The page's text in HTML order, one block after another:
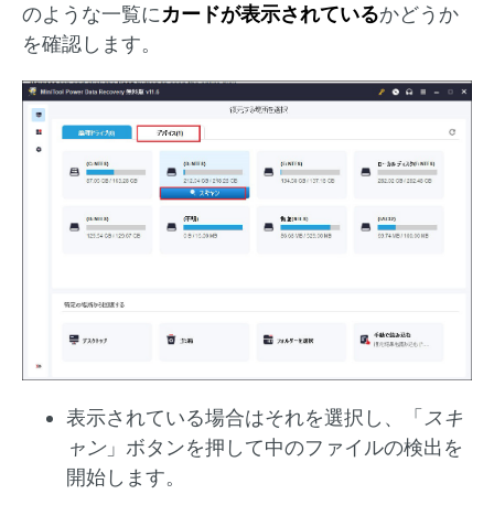
のような一覧にカードが表示されているかどうか
を確認します。
表示されている場合はそれを選択し、「 スキ
ャン」ボタンを押して中のファイルの検出を
開始します。